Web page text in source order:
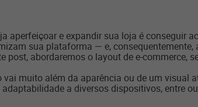
aperfeiçoar e expandir sua loja é conseguir
sua plataforma — e, consequentemente,
abordaremos o layout de e-commerce,
muito além da aparência ou de um visual
a diversos dispositivos, entre